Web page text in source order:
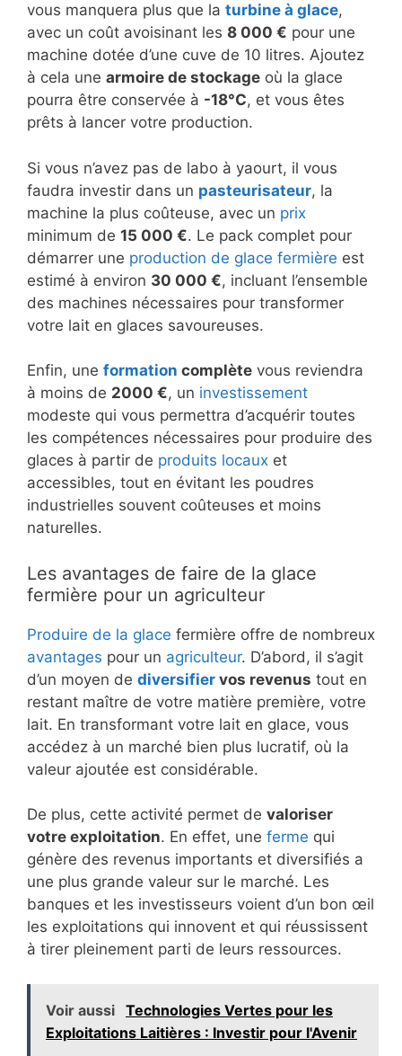
vous manquera plus que la turbine à glace,
avec un coût avoisinant les 8 000 € pour une
machine dotée d’une cuve de 10 litres. Ajoutez
à cela une armoire de stockage où la glace
pourra être conservée à -18°C, et vous êtes
prêts à lancer votre production.
Si vous n’avez pas de labo à yaourt, il vous
faudra investir dans un pasteurisateur, la
machine la plus coûteuse, avec un prix
minimum de 15 000 €. Le pack complet pour
démarrer une production de glace fermière est
estimé à environ 30 000 €, incluant l’ensemble
des machines nécessaires pour transformer
votre lait en glaces savoureuses.
Enfin, une formation complète vous reviendra
à moins de 2000 €, un investissement
modeste qui vous permettra d’acquérir toutes
les compétences nécessaires pour produire des
glaces à partir de produits locaux et
accessibles, tout en évitant les poudres
industrielles souvent coûteuses et moins
naturelles.
Les avantages de faire de la glace
fermière pour un agriculteur
Produire de la glace fermière offre de nombreux
avantages pour un agriculteur. D’abord, il s’agit
d’un moyen de diversifier vos revenus tout en
restant maître de votre matière première, votre
lait. En transformant votre lait en glace, vous
accédez à un marché bien plus lucratif, où la
valeur ajoutée est considérable.
De plus, cette activité permet de valoriser
votre exploitation. En effet, une ferme qui
génère des revenus importants et diversifiés a
une plus grande valeur sur le marché. Les
banques et les investisseurs voient d’un bon œil
les exploitations qui innovent et qui réussissent
à tirer pleinement parti de leurs ressources.
Voir aussi Technologies Vertes pour les
Exploitations Laitières : Investir pour l'Avenir